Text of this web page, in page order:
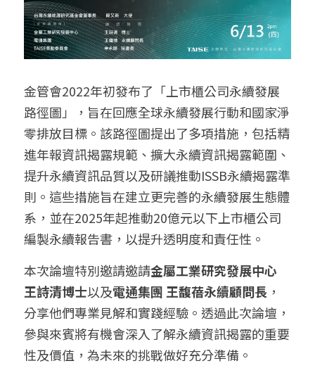
金管會2022年初發布了「上市櫃公司永續發展
路徑圖」，旨在回應全球永續發展行動和國家淨
零排放目標。該路徑圖提出了多項措施，包括精
進年報資訊揭露規範、擴大永續資訊揭露範圍、
提升永續資訊品質以及研議推動ISSB永續揭露準
則。這些措施旨在建立更完善的永續發展生態體
系，並在2025年起推動20億元以下上市櫃公司
編製永續報告書，以提升透明度和責任性。
本次論壇特別邀請邀請金屬工業研究發展中心
王詩清博士​以及電通集團​ 王馥蓓永續顧問長 ​，
分享他們專業見解和實踐經驗。透過此次論壇，
參與來賓將有機會深入了解永續資訊揭露的重要
性及價值，為未來的挑戰做好充分準備。